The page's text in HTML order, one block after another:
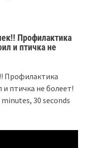
Профилактика
и птичка не
Профилактика
птичка не болеет!
30 seconds